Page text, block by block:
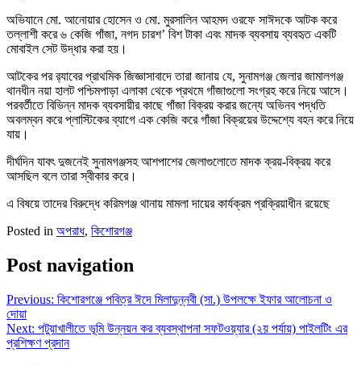
অভিযানে মো. আনোয়ার হোসেন ও মো. মুরসালিন আহমদ ওরফে সাঈদকে আটক করে
তল্লাশী করে ৬ কেজি গাঁজা, নগদ চারশ’ বিশ টাকা এবং মাদক ব্যবসায় ব্যবহৃত একটি
মোবাইল সেট উদ্ধার করা হয়।
আটকের পর র‌্যাবের প্রাথমিক জিজ্ঞাসাবাদে তারা জানায় যে, সুনামগঞ্জ জেলার জামালগঞ্জ
থানধীন নয়া হালট পশ্চিমপাড়া এলাকা থেকে প্রথমে গাঁজাগুলো সংগ্রহ করে নিয়ে আসে।
পরবর্তীতে বিভিন্ন মাদক ব্যবসায়ীর কাছে গাঁজা বিক্রয় করার জন্যে অভিনব পদ্ধতি
অবলম্বন করে প্লাস্টিকের ব্যাগে এক কেজি করে গাঁজা বিক্রয়ের উদ্দেশ্যে বহন করে নিয়ে
যায়।
দীর্ঘদিন যাবৎ দুজনেই সুনামগঞ্জসহ আশপাশের জেলাগুলোতে মাদক ক্রয়-বিক্রয় করে
আসছিল বলে তারা স্বীকার করে।
এ বিষয়ে তাদের বিরুদ্ধে করিমগঞ্জ থানায় মামলা দায়ের কার্যক্রম প্রক্রিয়াধীন রয়েছে
Posted in অপরাধ, কিশোরগঞ্জ
Post navigation
Previous: কিশোরগঞ্জে পবিত্র ঈদে মিলাদুন্নবী (সা.) উপলক্ষে ইফার আলোচনা ও
দোয়া
Next: পটুয়াখালীতে ভূমি উন্নয়ন কর ব্যবস্থাপনা সফটওয়্যার (২য় পর্যায়) পাইলটিং এর
প্রশিক্ষণ প্রদান